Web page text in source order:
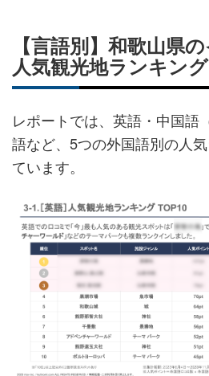
【言語別】和歌山県
人気観光地ランキング
レポートでは、英語・中国語
語など、5つの外国語別の人
ています。